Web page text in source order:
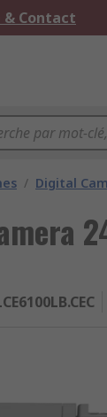
& Contact
/ Digital